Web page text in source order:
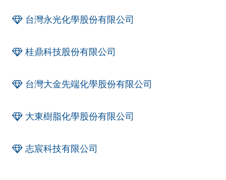
台灣永光化學股份有限公司
桂鼎科技股份有限公司
台灣大金先端化學股份有限公司
大東樹脂化學股份有限公司
志宸科技有限公司